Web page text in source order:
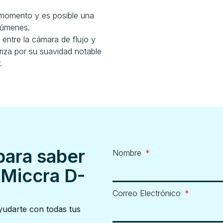
y es posible una
la cámara de flujo y
por su suavidad notable
saber
D-
con todas tus
Nombre
Correo Electrónico